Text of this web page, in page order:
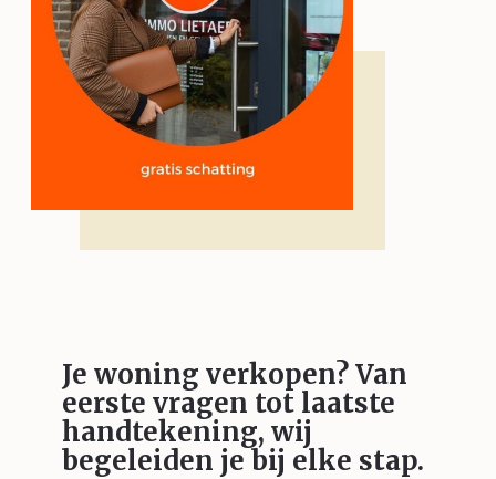
Je woning verkopen?Van
eerste vragen tot laatste
handtekening, wij
begeleiden je bij elke stap.